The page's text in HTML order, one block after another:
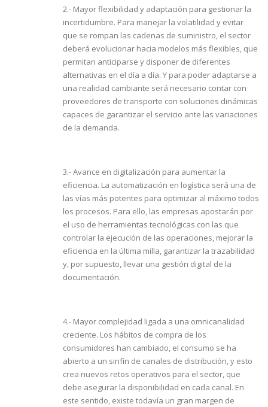
2.- Mayor flexibilidad y adaptación para gestionar la
incertidumbre. Para manejar la volatilidad y evitar
que se rompan las cadenas de suministro, el sector
deberá evolucionar hacia modelos más flexibles, que
permitan anticiparse y disponer de diferentes
alternativas en el día a día. Y para poder adaptarse a
una realidad cambiante será necesario contar con
proveedores de transporte con soluciones dinámicas
capaces de garantizar el servicio ante las variaciones
de la demanda.
3.- Avance en digitalización para aumentar la
eficiencia. La automatización en logística será una de
las vías más potentes para optimizar al máximo todos
los procesos. Para ello, las empresas apostarán por
el uso de herramientas tecnológicas con las que
controlar la ejecución de las operaciones, mejorar la
eficiencia en la última milla, garantizar la trazabilidad
y, por supuesto, llevar una gestión digital de la
documentación.
4.- Mayor complejidad ligada a una omnicanalidad
creciente. Los hábitos de compra de los
consumidores han cambiado, el consumo se ha
abierto a un sinfín de canales de distribución, y esto
crea nuevos retos operativos para el sector, que
debe asegurar la disponibilidad en cada canal. En
este sentido, existe todavía un gran margen de